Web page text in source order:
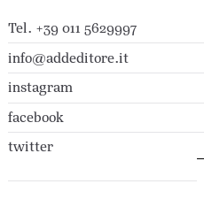
Tel. +39 011 5629997
info@addeditore.it
instagram
facebook
twitter